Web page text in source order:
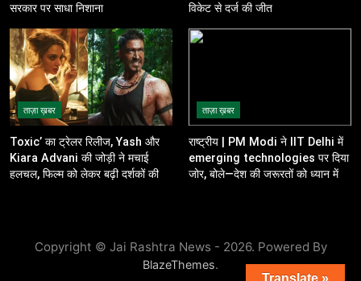
सरकार पर साधा निशाना
विकेट से दर्ज की जीत
ताज़ा ख़बर
Toxic’ का ट्रेलर रिलीज, Yash और
Kiara Advani की जोड़ी ने मचाई
हलचल, फिल्म को लेकर बढ़ी दर्शकों की
ताज़ा ख़बर
राष्ट्रीय | PM Modi ने IIT Delhi में
emerging technologies पर दिया
जोर, बोले—देश की जरूरतों को ध्यान में
Copyright © Jai Rashtra News - 2026. Powered By
BlazeThemes.
Translate »